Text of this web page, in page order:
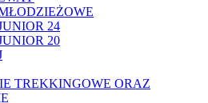
24
20
TREKKINGOWE ORAZ